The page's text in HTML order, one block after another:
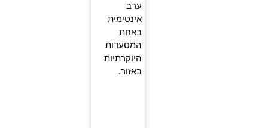
ערב
אינטימית
באחת
המסעדות
היוקרתיות
באזור.